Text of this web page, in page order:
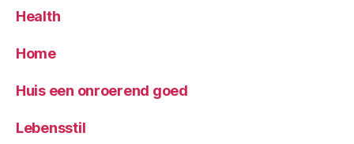
Health
Home
Huis een onroerend goed
Lebensstil